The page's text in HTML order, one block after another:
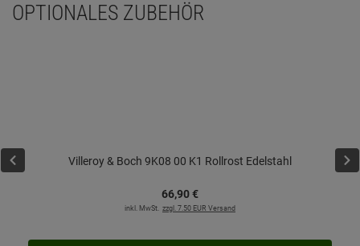
OPTIONALES ZUBEHÖR
Villeroy & Boch 9K08 00 K1 Rollrost Edelstahl
66,90€
inkl. MwSt. zzgl. 7.50 EUR Versand